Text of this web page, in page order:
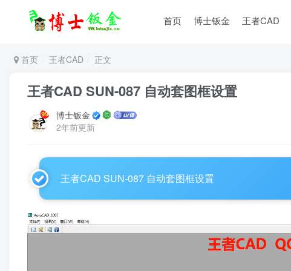
首页 博士钣金 王者CAD
首页 王者CAD 正文
王者CAD SUN-087 自动套图框设置
博士钣金
2年前更新
王者CAD SUN-087 自动套图框设置